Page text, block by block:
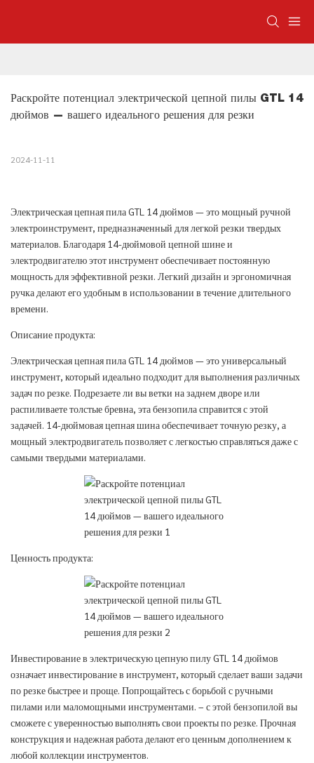
Раскройте потенциал электрической цепной пилы GTL 14
дюймов — вашего идеального решения для резки
2024-11-11
Электрическая цепная пила GTL 14 дюймов — это мощный ручной
электроинструмент, предназначенный для легкой резки твердых
материалов. Благодаря 14-дюймовой цепной шине и
электродвигателю этот инструмент обеспечивает постоянную
мощность для эффективной резки. Легкий дизайн и эргономичная
ручка делают его удобным в использовании в течение длительного
времени.
Описание продукта:
Электрическая цепная пила GTL 14 дюймов — это универсальный
инструмент, который идеально подходит для выполнения различных
задач по резке. Подрезаете ли вы ветки на заднем дворе или
распиливаете толстые бревна, эта бензопила справится с этой
задачей. 14-дюймовая цепная шина обеспечивает точную резку, а
мощный электродвигатель позволяет с легкостью справляться даже с
самыми твердыми материалами.
Ценность продукта:
Инвестирование в электрическую цепную пилу GTL 14 дюймов
означает инвестирование в инструмент, который сделает ваши задачи
по резке быстрее и проще. Попрощайтесь с борьбой с ручными
пилами или маломощными инструментами. – с этой бензопилой вы
сможете с уверенностью выполнять свои проекты по резке. Прочная
конструкция и надежная работа делают его ценным дополнением к
любой коллекции инструментов.